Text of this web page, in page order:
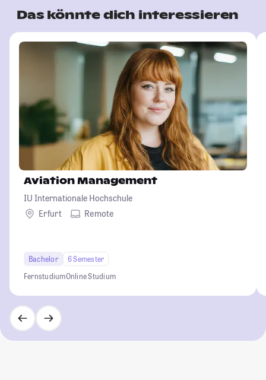
Das könnte dich interessieren
Aviation Management
IU Internationale Hochschule
Erfurt
Remote
Bachelor
6 Semester
FernstudiumOnline Studium